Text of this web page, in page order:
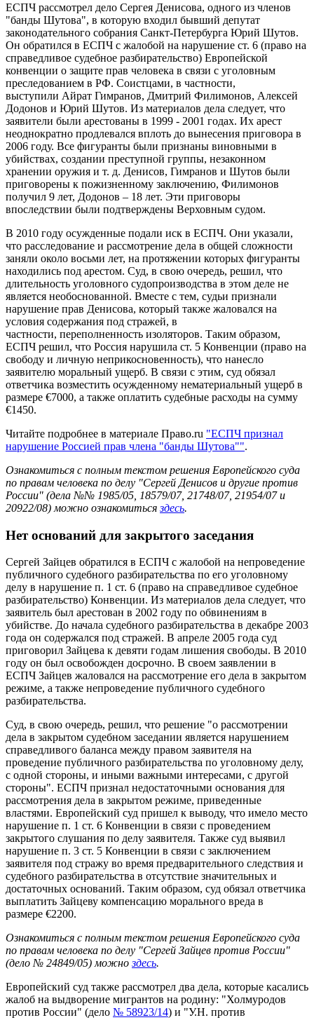
ЕСПЧ рассмотрел дело Сергея Денисова, одного из членов
"банды Шутова", в которую входил бывший депутат
законодательного собрания Санкт-Петербурга Юрий Шутов.
Он обратился в ЕСПЧ с жалобой на нарушение ст. 6 (право на
справедливое судебное разбирательство) Европейской
конвенции о защите прав человека в связи с уголовным
преследованием в РФ. Соистцами, в частности,
выступили Айрат Гимранов, Дмитрий Филимонов, Алексей
Додонов и Юрий Шутов. Из материалов дела следует, что
заявители были арестованы в 1999 - 2001 годах. Их арест
неоднократно продлевался вплоть до вынесения приговора в
2006 году. Все фигуранты были признаны виновными в
убийствах, создании преступной группы, незаконном
хранении оружия и т. д. Денисов, Гимранов и Шутов были
приговорены к пожизненному заключению, Филимонов
получил 9 лет, Додонов – 18 лет. Эти приговоры
впоследствии были подтверждены Верховным судом.
В 2010 году осужденные подали иск в ЕСПЧ. Они указали,
что расследование и рассмотрение дела в общей сложности
заняли около восьми лет, на протяжении которых фигуранты
находились под арестом. Суд, в свою очередь, решил, что
длительность уголовного судопроизводства в этом деле не
является необоснованной. Вместе с тем, судьи признали
нарушение прав Денисова, который также жаловался на
условия содержания под стражей, в
частности, переполненность изоляторов. Таким образом,
ЕСПЧ решил, что Россия нарушила ст. 5 Конвенции (право на
свободу и личную неприкосновенность), что нанесло
заявителю моральный ущерб. В связи с этим, суд обязал
ответчика возместить осужденному нематериальный ущерб в
размере €7000, а также оплатить судебные расходы на сумму
€1450.
Читайте подробнее в материале Право.ru "ЕСПЧ признал
нарушение Россией прав члена "банды Шутова"".
Ознакомиться с полным текстом решения Европейского суда
по правам человека по делу "Сергей Денисов и другие против
России" (дела №№ 1985/05, 18579/07, 21748/07, 21954/07 и
20922/08) можно ознакомитьсяздесь.
Нет оснований для закрытого заседания
Сергей Зайцев обратился в ЕСПЧ с жалобой на непроведение
публичного судебного разбирательства по его уголовному
делу в нарушение п. 1 ст. 6 (право на справедливое судебное
разбирательство) Конвенции. Из материалов дела следует, что
заявитель был арестован в 2002 году по обвинениям в
убийстве. До начала судебного разбирательства в декабре 2003
года он содержался под стражей. В апреле 2005 года суд
приговорил Зайцева к девяти годам лишения свободы. В 2010
году он был освобожден досрочно. В своем заявлении в
ЕСПЧ Зайцев жаловался на рассмотрение его дела в закрытом
режиме, а также непроведение публичного судебного
разбирательства.
Суд, в свою очередь, решил, что решение "о рассмотрении
дела в закрытом судебном заседании является нарушением
справедливого баланса между правом заявителя на
проведение публичного разбирательства по уголовному делу,
с одной стороны, и иными важными интересами, с другой
стороны". ЕСПЧ признал недостаточными основания для
рассмотрения дела в закрытом режиме, приведенные
властями. Европейский суд пришел к выводу, что имело место
нарушение п. 1 ст. 6 Конвенции в связи с проведением
закрытого слушания по делу заявителя. Также суд выявил
нарушение п. 3 ст. 5 Конвенции в связи с заключением
заявителя под стражу во время предварительного следствия и
судебного разбирательства в отсутствие значительных и
достаточных оснований. Таким образом, суд обязал ответчика
выплатить Зайцеву компенсацию морального вреда в
размере €2200.
Ознакомиться с полным текстом решения Европейского суда
по правам человека по делу "Сергей Зайцев против России"
(дело № 24849/05) можноздесь.
Европейский суд также рассмотрел два дела, которые касались
жалоб на выдворение мигрантов на родину: "Холмуродов
против России" (дело № 58923/14) и "У.Н. против